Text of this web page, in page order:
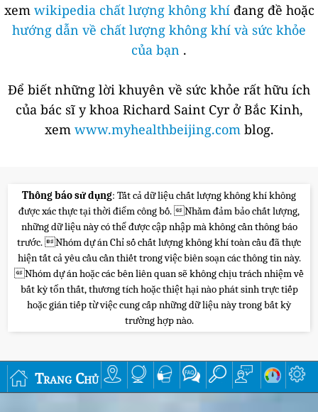
xem wikipedia chất lượng không khíđang đề hoặc
hướng dẫn về chất lượng không khí và sức khỏe
của bạn .
Để biết những lời khuyên về sức khỏe rất hữu ích
của bác sĩ y khoa Richard Saint Cyr ở Bắc Kinh,
xem www.myhealthbeijing.com blog.
Thông báo sử dụng: Tất cả dữ liệu chất lượng không khí không
được xác thực tại thời điểm công bố. Nhằm đảm bảo chất lượng,
những dữ liệu này có thể được cập nhập mà không cần thông báo
trước. Nhóm dự án Chỉ số chất lượng không khí toàn cầu đã thực
hiện tất cả yêu cầu cần thiết trong việc biên soạn các thông tin này.
Nhóm dự án hoặc các bên liên quan sẽ không chịu trách nhiệm về
bất kỳ tổn thất, thương tích hoặc thiệt hại nào phát sinh trực tiếp
hoặc gián tiếp từ việc cung cấp những dữ liệu này trong bất kỳ
trường hợp nào.
Trang Chủ